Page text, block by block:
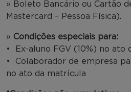
» Boleto Bancário ou Cartão
Mastercard – Pessoa Física).
» Condições especiais para:
• Ex-aluno FGV (10%) no ato
• Colaborador de empresa
no ato da matrícula